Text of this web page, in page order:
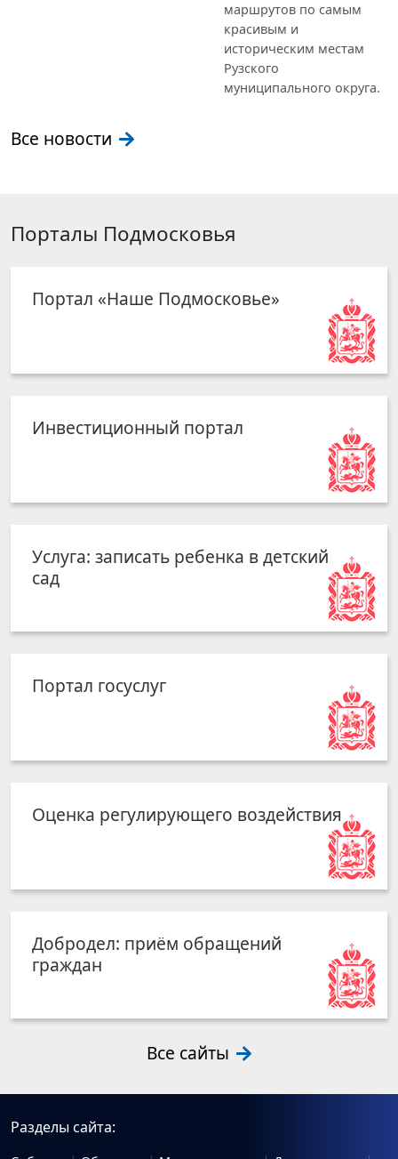
маршрутов по самым
красивым и
историческим местам
Рузского
муниципального округа.
Все новости
Порталы Подмосковья
Портал «Наше Подмосковье»
Инвестиционный портал
Услуга: записать ребенка в детский
сад
Портал госуслуг
Оценка регулирующего воздействия
Добродел: приём обращений
граждан
Все сайты
Разделы сайта: